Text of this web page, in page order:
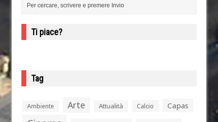
Ti piace?
Tag
Ambiente Arte Attualità Calcio Capas